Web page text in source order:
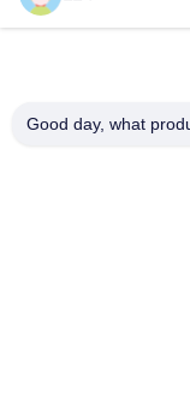
câble à isolation
Good day, what